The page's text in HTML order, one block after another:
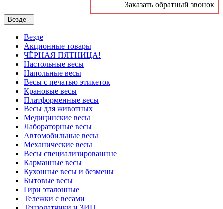
Заказать обратный звонок
Везде
Везде
Акционные товары
ЧЁРНАЯ ПЯТНИЦА!
Настольные весы
Напольные весы
Весы с печатью этикеток
Крановые весы
Платформенные весы
Весы для животных
Медицинские весы
Лабораторные весы
Автомобильные весы
Механические весы
Весы специализированные
Карманные весы
Кухонные весы и безмены
Бытовые весы
Гири эталонные
Тележки с весами
Тензодатчики и ЗИП